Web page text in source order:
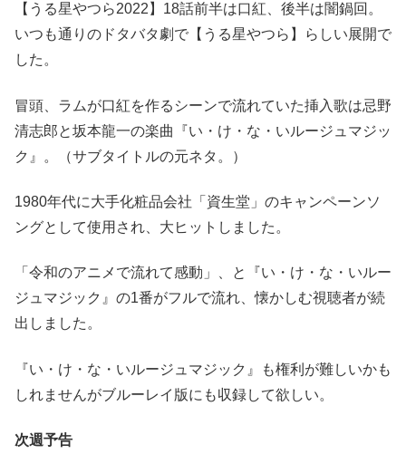
【うる星やつら2022】18話前半は口紅、後半は闇鍋回。
いつも通りのドタバタ劇で【うる星やつら】らしい展開で
した。
冒頭、ラムが口紅を作るシーンで流れていた挿入歌は忌野
清志郎と坂本龍一の楽曲『い・け・な・いルージュマジッ
ク』。（サブタイトルの元ネタ。）
1980年代に大手化粧品会社「資生堂」のキャンペーンソ
ングとして使用され、大ヒットしました。
「令和のアニメで流れて感動」、と『い・け・な・いルー
ジュマジック』の1番がフルで流れ、懐かしむ視聴者が続
出しました。
『い・け・な・いルージュマジック』も権利が難しいかも
しれませんがブルーレイ版にも収録して欲しい。
次週予告